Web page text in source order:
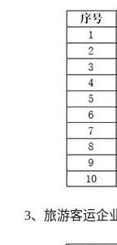
3、旅游客运企